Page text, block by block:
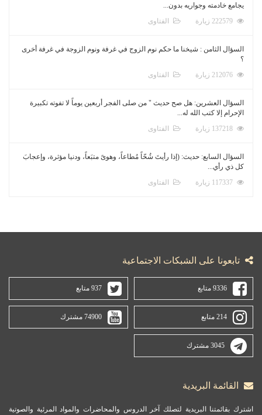
يجامع خادمته وجواريه بدون...
الفتاوى
السؤال الثامن : شيخنا ما حكم نوم الزوج في غرفة ونوم الزوجة في غرفة أخرى
؟
الفتاوى
السؤال العشرين: هل صح حديث " من صلى الفجر أربعين يوماً لا تفوته تكبيرة
الإحرام إلا كتب الله له...
الفتاوى
السؤال السابع: حديث: (إذا رأيتَ شُحّاً مُطاعاً، وهوىً متبَعاً، ودنيا مؤثرة، وإعجابَ
كل ذي رأي...
الفتاوى
تابعونا على الشبكات الاجتماعية
9336 متابع 937 متابع
214 متابع 74900 مشترك
3045 مشترك
القائمة البريدية
اشترك بقائمتنا البريدية لتصلك آخر الدروس والمحاضرات والمواد المرئية والصوتية